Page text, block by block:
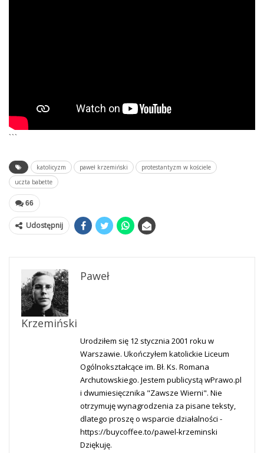
```
katolicyzm paweł krzemiński
protestantyzm w kościele
uczta babette
66
Udostępnij
Paweł
Krzemiński
Urodziłem się 12 stycznia 2001 roku w
Warszawie. Ukończyłem katolickie Liceum
Ogólnokształcące im. Bł. Ks. Romana
Archutowskiego. Jestem publicystą wPrawo.pl
i dwumiesięcznika "Zawsze Wierni". Nie
otrzymuję wynagrodzenia za pisane teksty,
dlatego proszę o wsparcie działalności -
https://buycoffee.to/pawel-krzeminski
Dziękuję.